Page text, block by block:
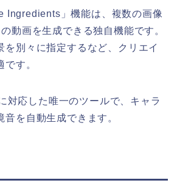
Ingredients」機能は、複数の画像
動画を生成できる独自機能です。
を別々に指定するなど、クリエイ
す。
対応した唯一のツールで、キャラ
音を自動生成できます。